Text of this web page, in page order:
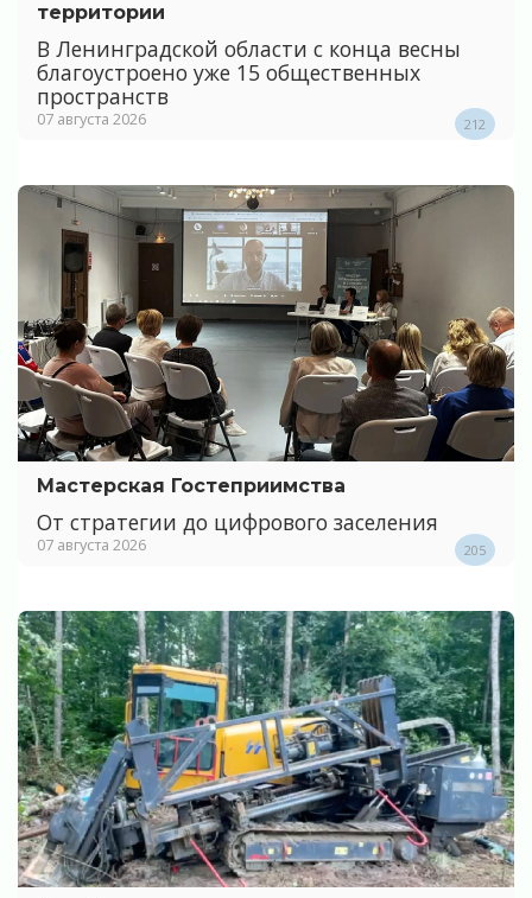
территории
В Ленинградской области с конца весны
благоустроено уже 15 общественных
пространств
07 августа 2026 212
Мастерская Гостеприимства
От стратегии до цифрового заселения
07 августа 2026 205